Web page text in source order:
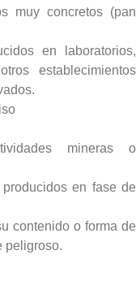
muy concretos (pan
en laboratorios,
establecimientos
mineras o
en fase de
contenido o forma de
peligroso.